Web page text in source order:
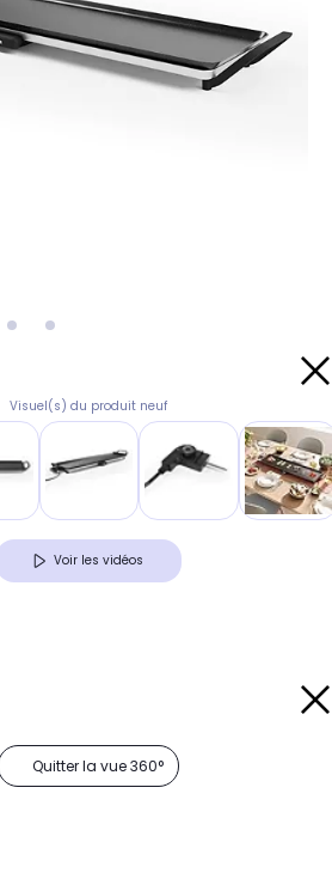
Visuel(s) du produit neuf
Voir les vidéos
Quitter la vue 360°